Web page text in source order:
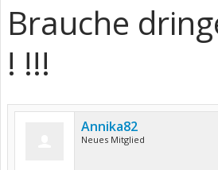
Brauche
! !!!
Annika82
Neues Mitglied